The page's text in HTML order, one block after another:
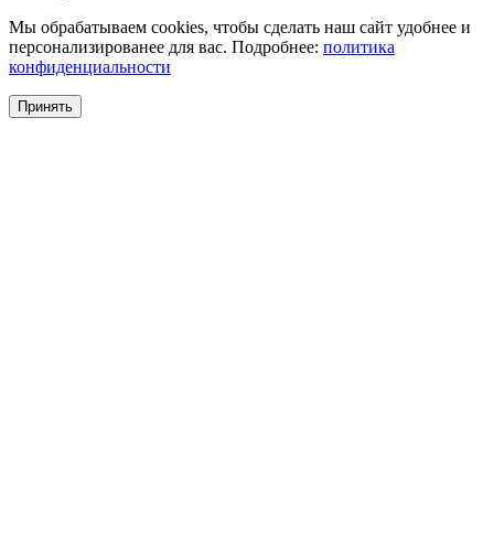
Мы обрабатываем cookies, чтобы сделать наш сайт удобнее и
персонализированее для вас. Подробнее: политика
конфиденциальности
Принять